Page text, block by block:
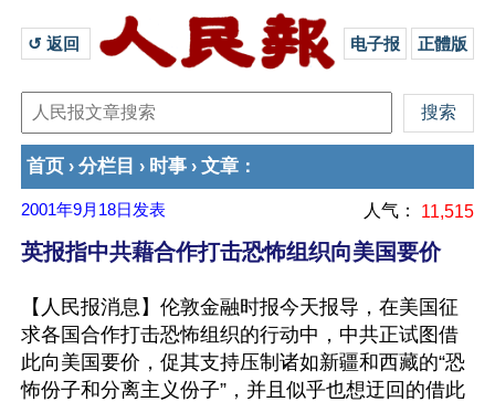
↺ 返回 电子报 正體版
首页 › 分栏目 › 时事 › 文章 ：
2001年9月18日 发表 人气： 11,515
英报指中共藉合作打击恐怖组织向美国要价
【人民报消息】伦敦金融时报今天报导，在美国征
求各国合作打击恐怖组织的行动中，中共正试图借
此向美国要价，促其支持压制诸如新疆和西藏的“恐
怖份子和分离主义份子”，并且似乎也想迂回的借此